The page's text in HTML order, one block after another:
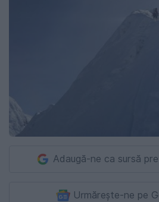
Adaugă-ne ca sursă
Urmărește-ne pe